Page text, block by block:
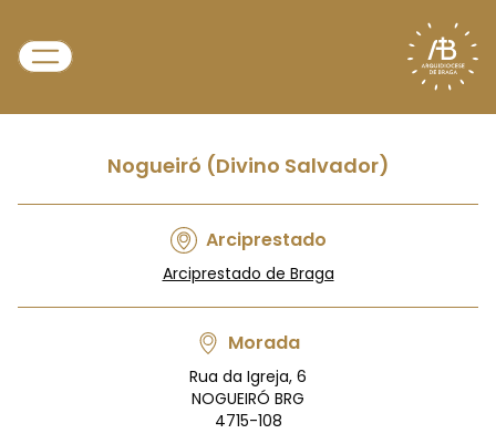
Nogueiró (Divino Salvador)
Arciprestado
Arciprestado de Braga
Morada
Rua da Igreja, 6
NOGUEIRÓ BRG
4715-108